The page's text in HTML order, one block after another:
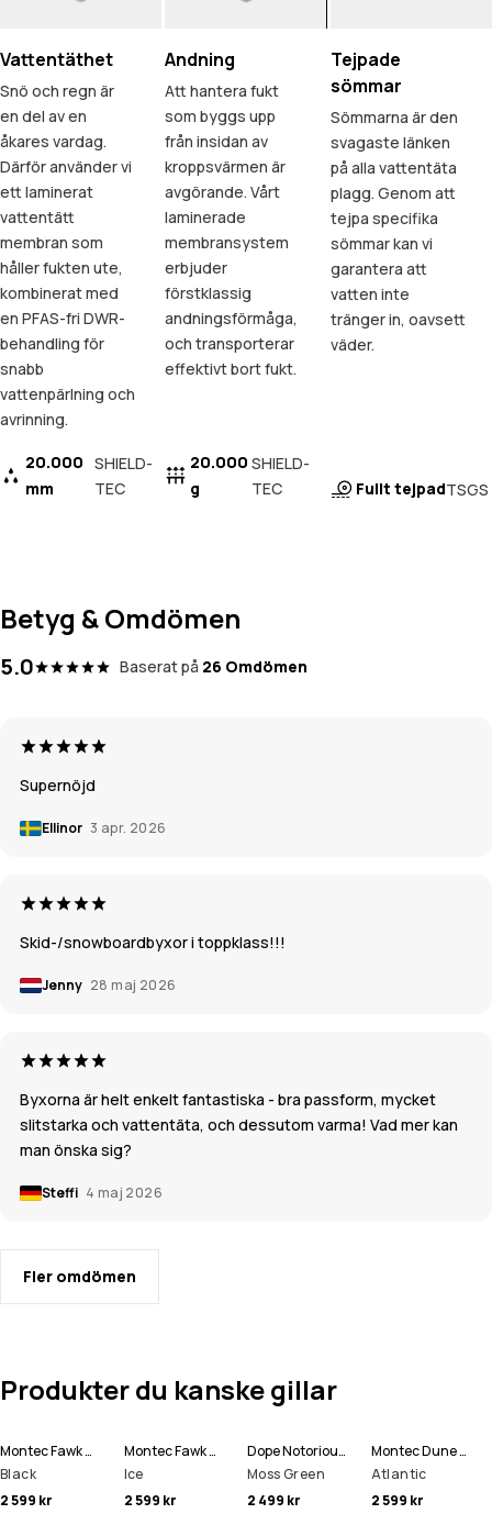
Vattentäthet
Snö och regn är
en del av en
åkares vardag.
Därför använder vi
ett laminerat
vattentätt
membran som
håller fukten ute,
kombinerat med
en PFAS-fri DWR-
behandling för
snabb
vattenpärlning och
avrinning.
20.000
mm
SHIELD-
TEC
Andning
Att hantera fukt
som byggs upp
från insidan av
kroppsvärmen är
avgörande. Vårt
laminerade
membransystem
erbjuder
förstklassig
andningsförmåga,
och transporterar
effektivt bort fukt.
20.000
g
SHIELD-
TEC
Tejpade
sömmar
Sömmarna är den
svagaste länken
på alla vattentäta
plagg. Genom att
tejpa specifika
sömmar kan vi
garantera att
vatten inte
tränger in, oavsett
väder.
Fullt tejpadTSGS
Betyg & Omdömen
5.0 Baserat på 26 Omdömen
Supernöjd
Ellinor 3 apr. 2026
Skid-/snowboardbyxor i toppklass!!!
Jenny 28 maj 2026
Byxorna är helt enkelt fantastiska - bra passform, mycket
slitstarka och vattentäta, och dessutom varma! Vad mer kan
man önska sig?
Steffi 4 maj 2026
Fler omdömen
Produkter du kanske gillar
Montec Fawk W Snowboardbyxa Kvinna
Black
2 599 kr
Montec Fawk W Snowboardbyxa Kvinna
Ice
2 599 kr
Dope Notorious B.I.B W Snowboardbyxa Kvinna
Moss Green
2 499 kr
Montec Dune W Skidjacka Kvinna
Atlantic
2 599 kr